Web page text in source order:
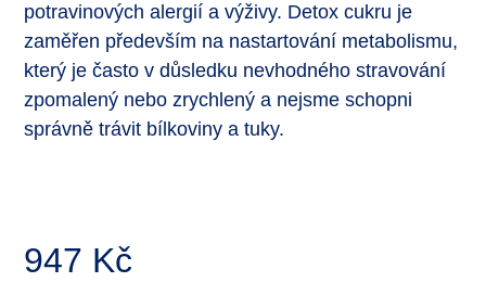
potravinových alergií a výživy. Detox cukru je
zaměřen především na nastartování metabolismu,
který je často v důsledku nevhodného stravování
zpomalený nebo zrychlený a nejsme schopni
správně trávit bílkoviny a tuky.
947 Kč